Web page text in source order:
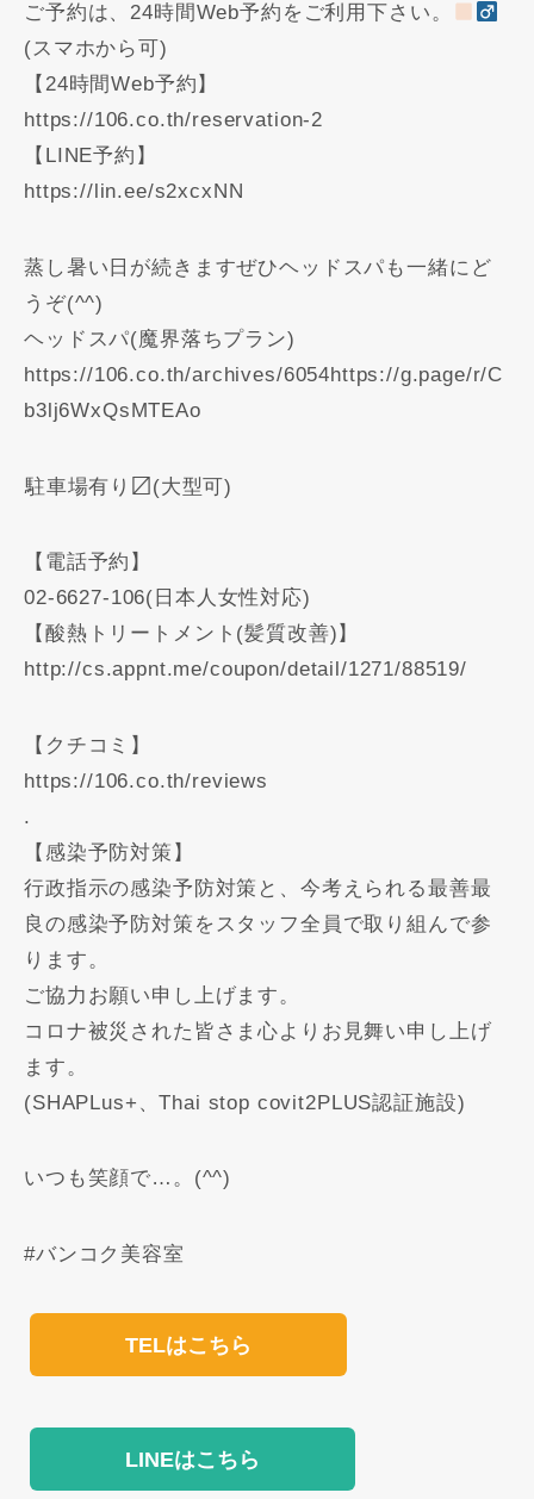
ご予約は、24時間Web予約をご利用下さい。
(スマホから可)
【24時間Web予約】
https://106.co.th/reservation-2
【LINE予約】
https://lin.ee/s2xcxNN
蒸し暑い日が続きますぜひヘッドスパも一緒にど
うぞ(^^)
ヘッドスパ(魔界落ちプラン)
https://106.co.th/archives/6054https://g.page/r/C
b3lj6WxQsMTEAo
️駐車場有り〼(大型可)
【電話予約】
02-6627-106(日本人女性対応)
【酸熱トリートメント(髪質改善)】
http://cs.appnt.me/coupon/detail/1271/88519/
【クチコミ】
https://106.co.th/reviews
.
【感染予防対策】
行政指示の感染予防対策と、今考えられる最善最
良の感染予防対策をスタッフ全員で取り組んで参
ります。
ご協力お願い申し上げます。
コロナ被災された皆さま心よりお見舞い申し上げ
ます。
(SHAPLus+、Thai stop covit2PLUS認証施設)
いつも笑顔で…。(^^)
#バンコク美容室
TELはこちら
LINEはこちら